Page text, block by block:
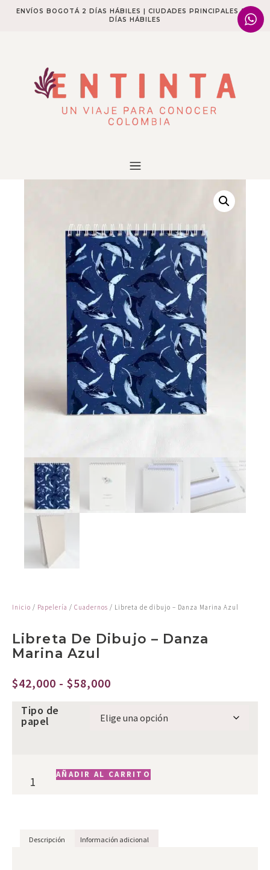
ENVÍOS BOGOTÁ 2 DÍAS HÁBILES | CIUDADES PRINCIPALES 2-4
DÍAS HÁBILES​
Inicio / Papelería / Cuadernos / Libreta de dibujo – Danza Marina Azul
Libreta De Dibujo – Danza
Marina Azul
$42,000 - $58,000
Tipo de
papel
AÑADIR AL CARRITO
Descripción Información adicional